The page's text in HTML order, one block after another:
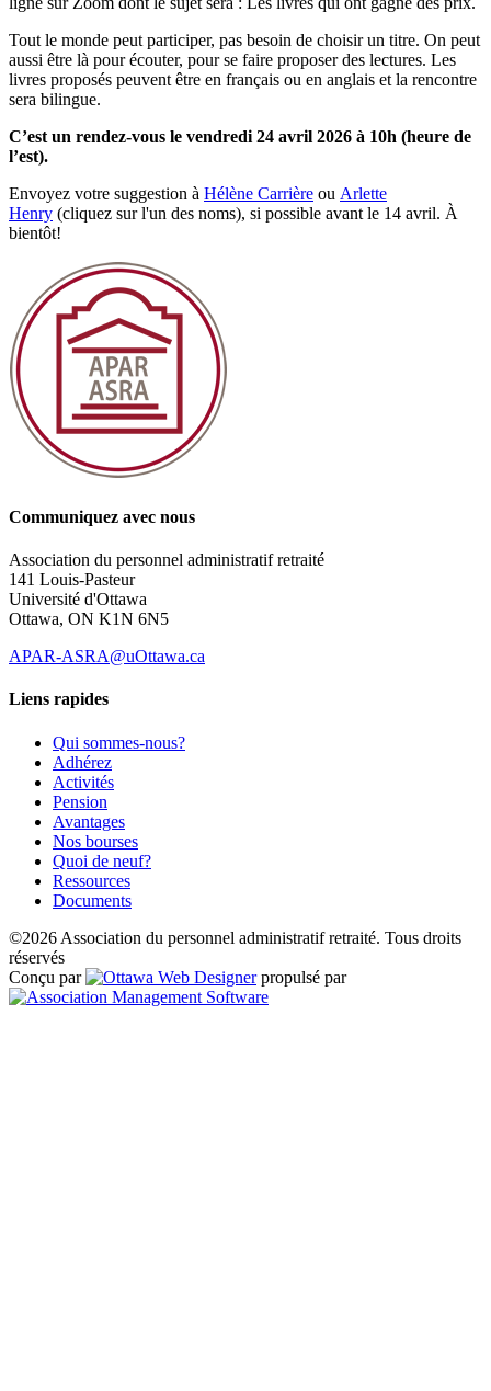
Tout le monde peut participer, pas besoin de choisir un titre. On peut
aussi être là pour écouter, pour se faire proposer des lectures. Les
livres proposés peuvent être en français ou en anglais et la rencontre
sera bilingue.
C’est un rendez-vous le vendredi 24 avril 2026 à 10h (heure de
l’est).
Envoyez votre suggestion à Hélène Carrière ou Arlette
Henry (cliquez sur l'un des noms), si possible avant le 14 avril. À
bientôt!
Communiquez avec nous
Association du personnel administratif retraité
141 Louis-Pasteur
Université d'Ottawa
Ottawa, ON K1N 6N5
APAR-ASRA@uOttawa.ca
Liens rapides
Qui sommes-nous?
Adhérez
Activités
Pension
Avantages
Nos bourses
Quoi de neuf?
Ressources
Documents
©2026 Association du personnel administratif retraité. Tous droits
réservés
Conçu par
propulsé par